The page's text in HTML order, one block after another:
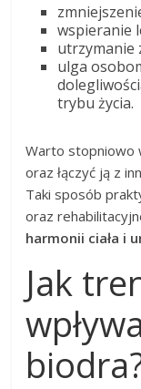
wspieranie
utrzymanie
ulga
trybu życia.
Warto stopniowo
oraz łączyć ją z
Taki sposób
oraz
harmonii ciała i
Jak